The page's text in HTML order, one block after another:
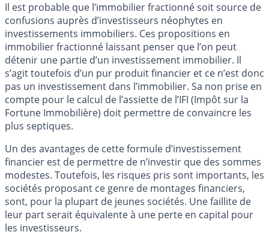
Il est probable que l’immobilier fractionné soit source de
confusions auprès d’investisseurs néophytes en
investissements immobiliers. Ces propositions en
immobilier fractionné laissant penser que l’on peut
détenir une partie d’un investissement immobilier. Il
s’agit toutefois d’un pur produit financier et ce n’est donc
pas un investissement dans l’immobilier. Sa non prise en
compte pour le calcul de l’assiette de l’IFI (Impôt sur la
Fortune Immobilière) doit permettre de convaincre les
plus septiques.
Un des avantages de cette formule d’investissement
financier est de permettre de n’investir que des sommes
modestes. Toutefois, les risques pris sont importants, les
sociétés proposant ce genre de montages financiers,
sont, pour la plupart de jeunes sociétés. Une faillite de
leur part serait équivalente à une perte en capital pour
les investisseurs.